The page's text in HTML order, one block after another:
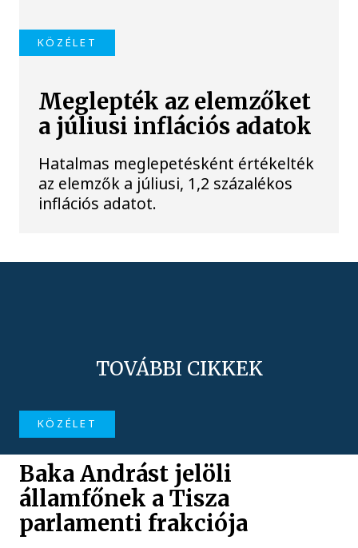
KÖZÉLET
Meglepték az elemzőket
a júliusi inflációs adatok
Hatalmas meglepetésként értékelték
az elemzők a júliusi, 1,2 százalékos
inflációs adatot.
TOVÁBBI CIKKEK
KÖZÉLET
Baka Andrást jelöli
államfőnek a Tisza
parlamenti frakciója